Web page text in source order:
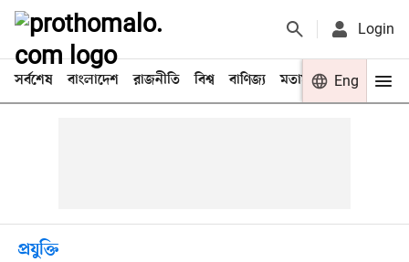
Login
সর্বশেষ বাংলাদেশ রাজনীতি বিশ্ব বাণিজ্য মতামত খেলা
Eng
প্রযুক্তি